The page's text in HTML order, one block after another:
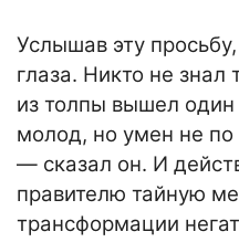
Услышав эту
глаза. Никто не знал
из толпы вышел
молод, но умен не
— сказал он. И
правителю тайную
трансформации